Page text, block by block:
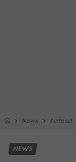
News Fußball
NEWS